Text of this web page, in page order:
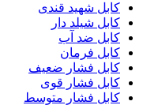
کابل شهید قندی
کابل شیلد دار
کابل ضد آب
کابل فرمان
کابل فشار ضعیف
کابل فشار قوی
کابل فشار متوسط